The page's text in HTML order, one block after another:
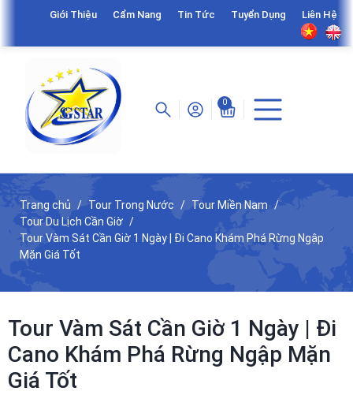
Giới Thiệu Cẩm Nang Tin Tức Tuyển Dụng Liên Hệ
0
Trang chủ Tour Trong Nước
Tour Miền Nam
Tour Du Lịch Cần Giờ
Tour Vàm Sát Cần Giờ 1 Ngày | Đi Cano Khám Phá Rừng Ngập
Mặn Giá Tốt
Tour Vàm Sát Cần Giờ 1 Ngày | Đi
Cano Khám Phá Rừng Ngập Mặn
Giá Tốt